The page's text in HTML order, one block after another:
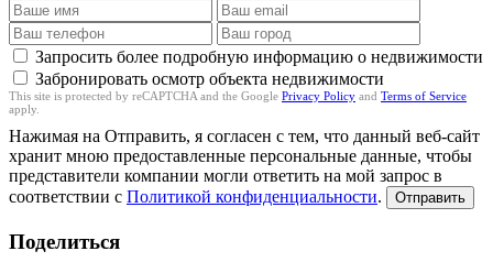
Запросить более подробную информацию о недвижимости
Забронировать осмотр объекта недвижимости
This site is protected by reCAPTCHA and the Google Privacy Policy and Terms of Service
apply.
Нажимая на Отправить, я согласен с тем, что данный веб-сайт
хранит мною предоставленные персональные данные, чтобы
представители компании могли ответить на мой запрос в
соответствии с Политикой конфиденциальности. Отправить
Поделиться